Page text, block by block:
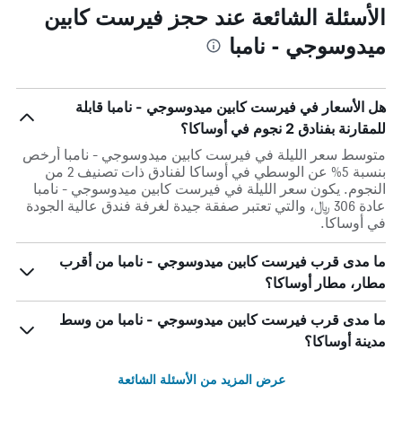
الأسئلة الشائعة عند حجز فيرست كابين
ميدوسوجي - نامبا
هل الأسعار في فيرست كابين ميدوسوجي - نامبا قابلة
للمقارنة بفنادق 2 نجوم في أوساكا؟
متوسط سعر الليلة في فيرست كابين ميدوسوجي - نامبا أرخص
بنسبة 5% عن الوسطي في أوساكا لفنادق ذات تصنيف 2 من
النجوم. يكون سعر الليلة في فيرست كابين ميدوسوجي - نامبا
عادة 306 ﷼، والتي تعتبر صفقة جيدة لغرفة فندق عالية الجودة
في أوساكا.
ما مدى قرب فيرست كابين ميدوسوجي - نامبا من أقرب
مطار، مطار أوساكا؟
ما مدى قرب فيرست كابين ميدوسوجي - نامبا من وسط
مدينة أوساكا؟
عرض المزيد من الأسئلة الشائعة